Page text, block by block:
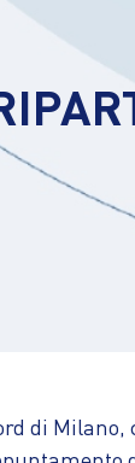
di Milano,